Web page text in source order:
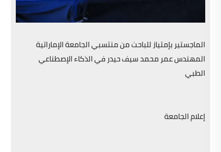
الماجستير بإمتياز للباحث من منتسبي الجامعة الإماراتية
المهندس عمر محمد سيف حيدر في الذكاء الإصطناعي
الطبي
إعلام الجامعة